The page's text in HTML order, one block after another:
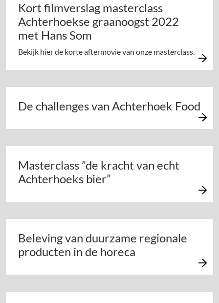
Kort filmverslag masterclass
Achterhoekse graanoogst 2022
met Hans Som
Bekijk hier de korte aftermovie van onze masterclass.
De challenges van Achterhoek Food
Masterclass ”de kracht van echt
Achterhoeks bier”
Beleving van duurzame regionale
producten in de horeca